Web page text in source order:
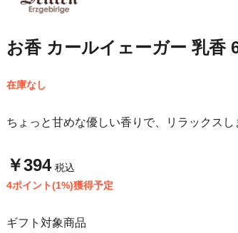
お香 カールイェーガー 乳香
在庫なし
ちょっと甘めな優しい香りで、リラックスし
￥394 税込
4ポイント(1%)獲得予定
ギフト対象商品